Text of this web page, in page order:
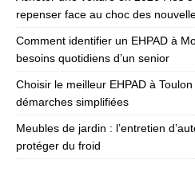
repenser face au choc des
Comment identifier un EHPAD à
besoins quotidiens d’un senior
Choisir le meilleur EHPAD à
démarches simplifiées
Meubles de jardin : l’entretien
protéger du froid